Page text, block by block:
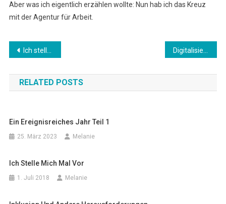
Aber was ich eigentlich erzählen wollte: Nun hab ich das Kreuz
mit der Agentur für Arbeit.
Beitragsnavigation
Ich stelle mich mal vor
RELATED POSTS
Ein Ereignisreiches Jahr Teil 1
25. März 2023 Melanie
Ich Stelle Mich Mal Vor
1. Juli 2018 Melanie